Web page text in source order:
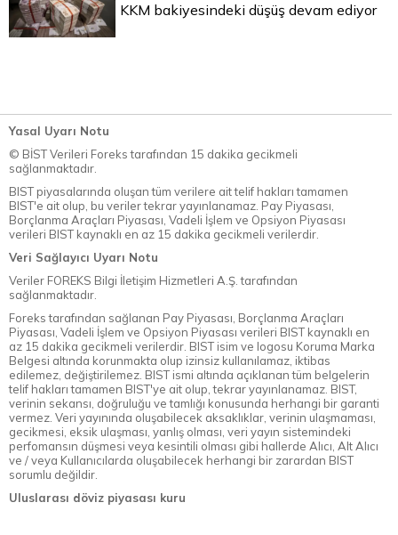
KKM bakiyesindeki düşüş devam ediyor
Yasal Uyarı Notu
© BİST Verileri Foreks tarafından 15 dakika gecikmeli
sağlanmaktadır.
BIST piyasalarında oluşan tüm verilere ait telif hakları tamamen
BIST'e ait olup, bu veriler tekrar yayınlanamaz. Pay Piyasası,
Borçlanma Araçları Piyasası, Vadeli İşlem ve Opsiyon Piyasası
verileri BIST kaynaklı en az 15 dakika gecikmeli verilerdir.
Veri Sağlayıcı Uyarı Notu
Veriler FOREKS Bilgi İletişim Hizmetleri A.Ş. tarafından
sağlanmaktadır.
Foreks tarafından sağlanan Pay Piyasası, Borçlanma Araçları
Piyasası, Vadeli İşlem ve Opsiyon Piyasası verileri BIST kaynaklı en
az 15 dakika gecikmeli verilerdir. BIST isim ve logosu Koruma Marka
Belgesi altında korunmakta olup izinsiz kullanılamaz, iktibas
edilemez, değiştirilemez. BIST ismi altında açıklanan tüm belgelerin
telif hakları tamamen BIST'ye ait olup, tekrar yayınlanamaz. BIST,
verinin sekansı, doğruluğu ve tamlığı konusunda herhangi bir garanti
vermez. Veri yayınında oluşabilecek aksaklıklar, verinin ulaşmaması,
gecikmesi, eksik ulaşması, yanlış olması, veri yayın sistemindeki
perfomansın düşmesi veya kesintili olması gibi hallerde Alıcı, Alt Alıcı
ve / veya Kullanıcılarda oluşabilecek herhangi bir zarardan BIST
sorumlu değildir.
Uluslarası döviz piyasası kuru